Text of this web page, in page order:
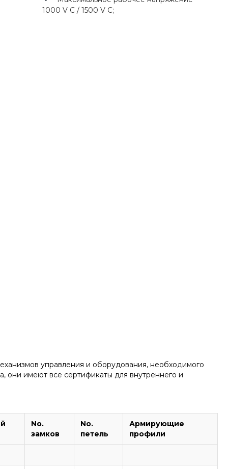
1000 V C / 1500 V C;
управления и оборудования, необходимого
они имеют все сертификаты для внутреннего и
No.
замков
No.
петель
Армирующие
профили